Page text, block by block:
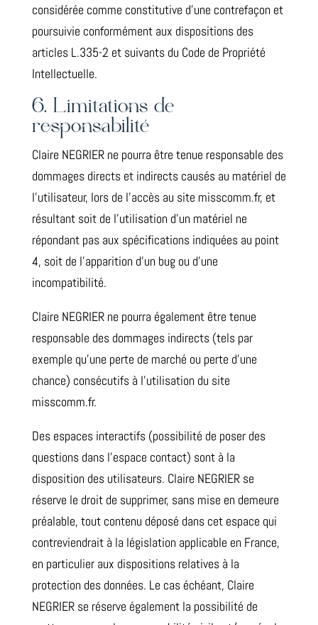
considérée comme constitutive d’une contrefaçon et
poursuivie conformément aux dispositions des
articles L.335-2 et suivants du Code de Propriété
Intellectuelle.
6. Limitations de
responsabilité
Claire NEGRIER ne pourra être tenue responsable des
dommages directs et indirects causés au matériel de
l’utilisateur, lors de l’accès au site misscomm.fr, et
résultant soit de l’utilisation d’un matériel ne
répondant pas aux spécifications indiquées au point
4, soit de l’apparition d’un bug ou d’une
incompatibilité.
Claire NEGRIER ne pourra également être tenue
responsable des dommages indirects (tels par
exemple qu’une perte de marché ou perte d’une
chance) consécutifs à l’utilisation du site
misscomm.fr.
Des espaces interactifs (possibilité de poser des
questions dans l’espace contact) sont à la
disposition des utilisateurs. Claire NEGRIER se
réserve le droit de supprimer, sans mise en demeure
préalable, tout contenu déposé dans cet espace qui
contreviendrait à la législation applicable en France,
en particulier aux dispositions relatives à la
protection des données. Le cas échéant, Claire
NEGRIER se réserve également la possibilité de